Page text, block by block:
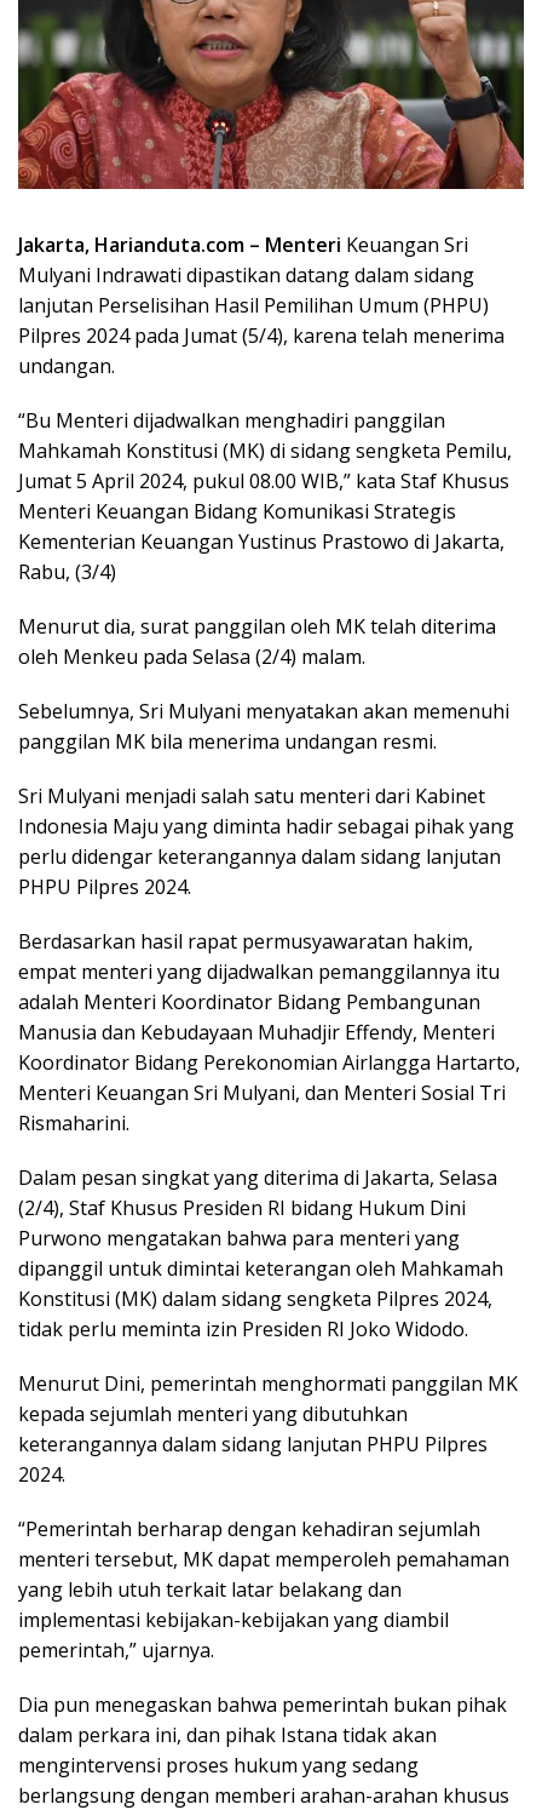
Jakarta, Harianduta.com – Menteri Keuangan Sri
Mulyani Indrawati dipastikan datang dalam sidang
lanjutan Perselisihan Hasil Pemilihan Umum (PHPU)
Pilpres 2024 pada Jumat (5/4), karena telah menerima
undangan.
“Bu Menteri dijadwalkan menghadiri panggilan
Mahkamah Konstitusi (MK) di sidang sengketa Pemilu,
Jumat 5 April 2024, pukul 08.00 WIB,” kata Staf Khusus
Menteri Keuangan Bidang Komunikasi Strategis
Kementerian Keuangan Yustinus Prastowo di Jakarta,
Rabu, (3/4)
Menurut dia, surat panggilan oleh MK telah diterima
oleh Menkeu pada Selasa (2/4) malam.
Sebelumnya, Sri Mulyani menyatakan akan memenuhi
panggilan MK bila menerima undangan resmi.
Sri Mulyani menjadi salah satu menteri dari Kabinet
Indonesia Maju yang diminta hadir sebagai pihak yang
perlu didengar keterangannya dalam sidang lanjutan
PHPU Pilpres 2024.
Berdasarkan hasil rapat permusyawaratan hakim,
empat menteri yang dijadwalkan pemanggilannya itu
adalah Menteri Koordinator Bidang Pembangunan
Manusia dan Kebudayaan Muhadjir Effendy, Menteri
Koordinator Bidang Perekonomian Airlangga Hartarto,
Menteri Keuangan Sri Mulyani, dan Menteri Sosial Tri
Rismaharini.
Dalam pesan singkat yang diterima di Jakarta, Selasa
(2/4), Staf Khusus Presiden RI bidang Hukum Dini
Purwono mengatakan bahwa para menteri yang
dipanggil untuk dimintai keterangan oleh Mahkamah
Konstitusi (MK) dalam sidang sengketa Pilpres 2024,
tidak perlu meminta izin Presiden RI Joko Widodo.
Menurut Dini, pemerintah menghormati panggilan MK
kepada sejumlah menteri yang dibutuhkan
keterangannya dalam sidang lanjutan PHPU Pilpres
2024.
“Pemerintah berharap dengan kehadiran sejumlah
menteri tersebut, MK dapat memperoleh pemahaman
yang lebih utuh terkait latar belakang dan
implementasi kebijakan-kebijakan yang diambil
pemerintah,” ujarnya.
Dia pun menegaskan bahwa pemerintah bukan pihak
dalam perkara ini, dan pihak Istana tidak akan
mengintervensi proses hukum yang sedang
berlangsung dengan memberi arahan-arahan khusus